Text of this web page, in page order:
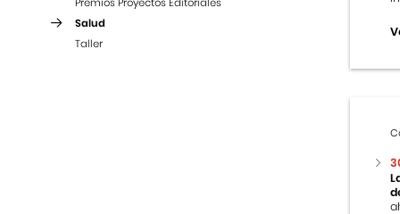
Premios Proyectos Editoriales
Salud
Taller